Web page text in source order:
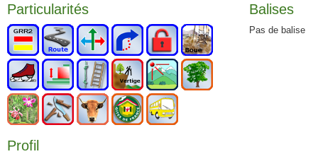
Particularités Balises
Pas de balise
Profil